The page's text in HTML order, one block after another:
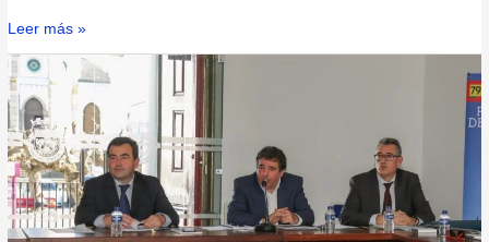
Leer más »
Reguengos
de
Monsaraz,
primer
destino
con
señalización
turística